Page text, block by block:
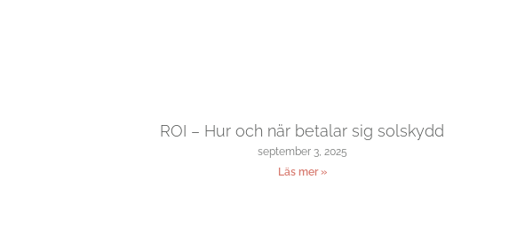
ROI – Hur och när betalar sig solskydd
september 3, 2025
Läs mer »